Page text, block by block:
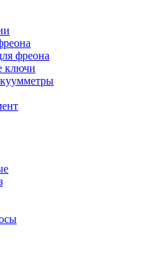
фреона
ключи